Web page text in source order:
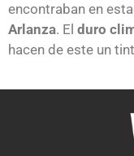
encontraban en
Arlanza. El duro
hacen de este un